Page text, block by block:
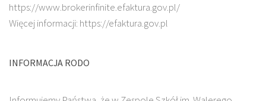
https://www.brokerinfinite.efaktura.gov.pl/
Więcej informacji: https://efaktura.gov.pl
INFORMACJA RODO